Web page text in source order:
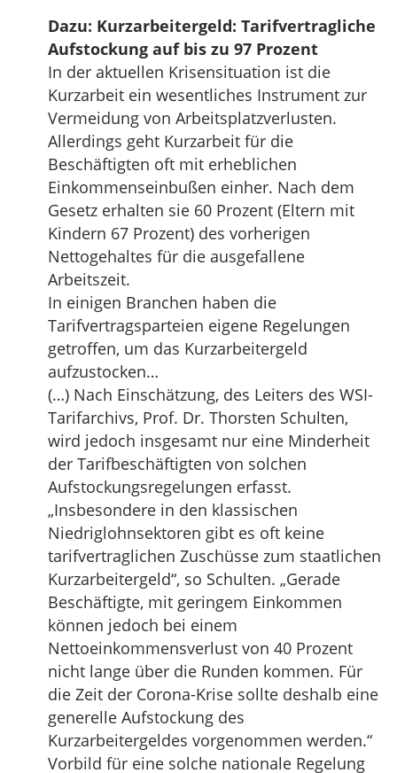
Dazu: Kurzarbeitergeld: Tarifvertragliche
Aufstockung auf bis zu 97 Prozent
In der aktuellen Krisensituation ist die
Kurzarbeit ein wesentliches Instrument zur
Vermeidung von Arbeitsplatzverlusten.
Allerdings geht Kurzarbeit für die
Beschäftigten oft mit erheblichen
Einkommenseinbußen einher. Nach dem
Gesetz erhalten sie 60 Prozent (Eltern mit
Kindern 67 Prozent) des vorherigen
Nettogehaltes für die ausgefallene
Arbeitszeit.
In einigen Branchen haben die
Tarifvertragsparteien eigene Regelungen
getroffen, um das Kurzarbeitergeld
aufzustocken…
(…) Nach Einschätzung, des Leiters des WSI-
Tarifarchivs, Prof. Dr. Thorsten Schulten,
wird jedoch insgesamt nur eine Minderheit
der Tarifbeschäftigten von solchen
Aufstockungsregelungen erfasst.
„Insbesondere in den klassischen
Niedriglohnsektoren gibt es oft keine
tarifvertraglichen Zuschüsse zum staatlichen
Kurzarbeitergeld“, so Schulten. „Gerade
Beschäftigte, mit geringem Einkommen
können jedoch bei einem
Nettoeinkommensverlust von 40 Prozent
nicht lange über die Runden kommen. Für
die Zeit der Corona-Krise sollte deshalb eine
generelle Aufstockung des
Kurzarbeitergeldes vorgenommen werden.“
Vorbild für eine solche nationale Regelung